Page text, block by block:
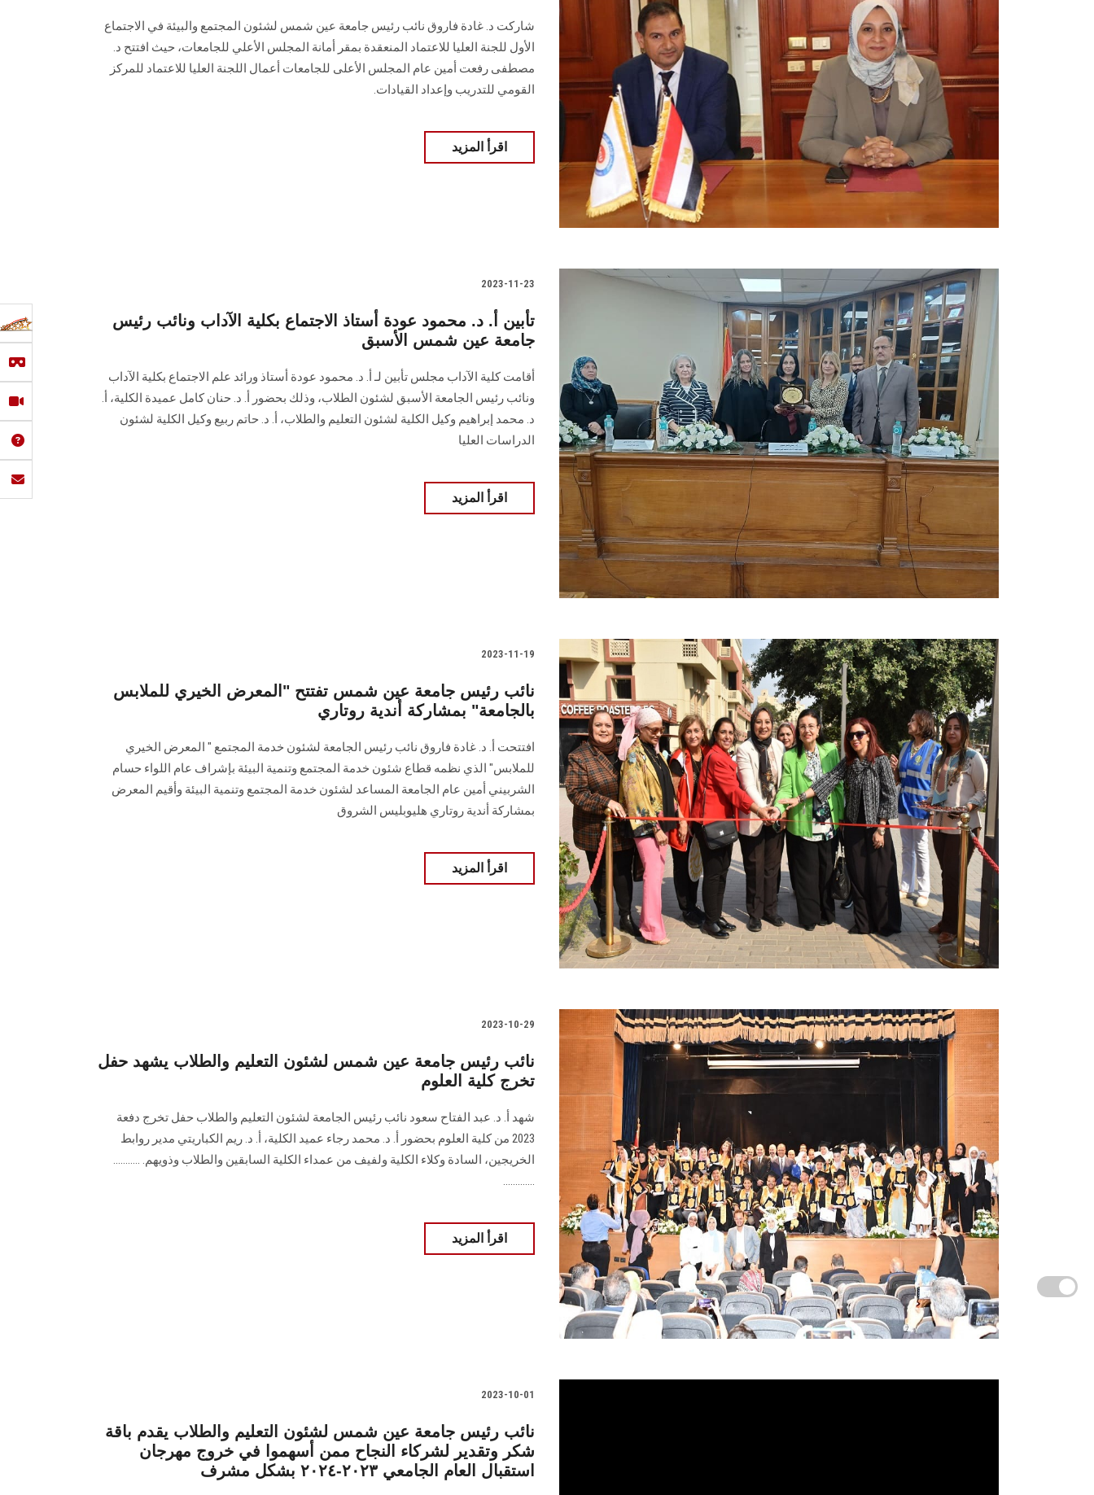
شاركت د. غادة فاروق نائب رئيس جامعة عين شمس لشئون المجتمع والبيئة في الاجتماع
الأول للجنة العليا للاعتماد المنعقدة بمقر أمانة المجلس الأعلي للجامعات، حيث افتتح د.
مصطفى رفعت أمين عام المجلس الأعلى للجامعات أعمال اللجنة العليا للاعتماد للمركز
القومي للتدريب وإعداد القيادات.
اقرأ المزيد
2023-11-23
تأبين أ. د. محمود عودة أستاذ الاجتماع بكلية الآداب ونائب رئيس
جامعة عين شمس الأسبق
أقامت كلية الآداب مجلس تأبين لـ أ. د. محمود عودة أستاذ ورائد علم الاجتماع بكلية الآداب
ونائب رئيس الجامعة الأسبق لشئون الطلاب، وذلك بحضور أ. د. حنان كامل عميدة الكلية، أ.
د. محمد إبراهيم وكيل الكلية لشئون التعليم والطلاب، أ. د. حاتم ربيع وكيل الكلية لشئون
الدراسات العليا
اقرأ المزيد
2023-11-19
نائب رئيس جامعة عين شمس تفتتح "المعرض الخيري للملابس
بالجامعة" بمشاركة أندية روتاري
افتتحت أ. د. غادة فاروق نائب رئيس الجامعة لشئون خدمة المجتمع " المعرض الخيري
للملابس" الذي نظمه قطاع شئون خدمة المجتمع وتنمية البيئة بإشراف عام اللواء حسام
الشربيني أمين عام الجامعة المساعد لشئون خدمة المجتمع وتنمية البيئة وأقيم المعرض
بمشاركة أندية روتاري هليوبليس الشروق
اقرأ المزيد
2023-10-29
نائب رئيس جامعة عين شمس لشئون التعليم والطلاب يشهد حفل
تخرج كلية العلوم
شهد أ. د. عبد الفتاح سعود نائب رئيس الجامعة لشئون التعليم والطلاب حفل تخرج دفعة
2023 من كلية العلوم بحضور أ. د. محمد رجاء عميد الكلية، أ. د. ريم الكباريتي مدير روابط
الخريجين، السادة وكلاء الكلية ولفيف من عمداء الكلية السابقين والطلاب وذويهم. ...........
.............
اقرأ المزيد
2023-10-01
نائب رئيس جامعة عين شمس لشئون التعليم والطلاب يقدم باقة
شكر وتقدير لشركاء النجاح ممن أسهموا في خروج مهرجان
استقبال العام الجامعي ٢٠٢٣-٢٠٢٤ بشكل مشرف